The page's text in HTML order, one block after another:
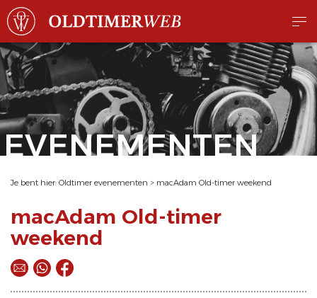
EVENEMENTEN
Je bent hier: Oldtimer evenementen > macAdam Old-timer weekend
macAdam Old-timer
weekend